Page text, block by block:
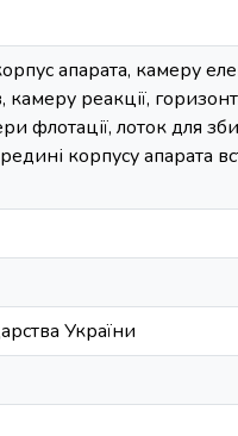
апарата, камеру
реакції,
флотації, лоток для
корпусу апарата
України